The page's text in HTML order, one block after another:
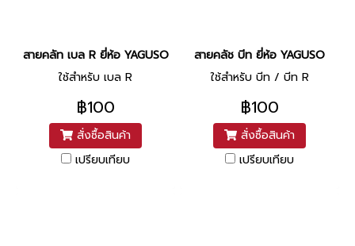
สายคลัท เบล R ยี่ห้อ YAGUSO
ใช้สำหรับ เบล R
฿100
สั่งซื้อสินค้า
เปรียบเทียบ
สายคลัช บีท ยี่ห้อ YAGUSO
ใช้สำหรับ บีท / บีท R
฿100
สั่งซื้อสินค้า
เปรียบเทียบ